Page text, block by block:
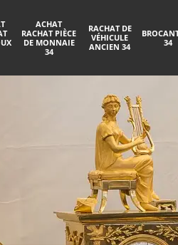
ACHAT
RACHAT PIÈCE
DE MONNAIE
34
RACHAT DE
VÉHICULE
ANCIEN 34
34